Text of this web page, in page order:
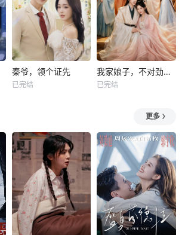
秦爷，领个证先
已完结
我家娘子，不对劲第四季
已完结
更多